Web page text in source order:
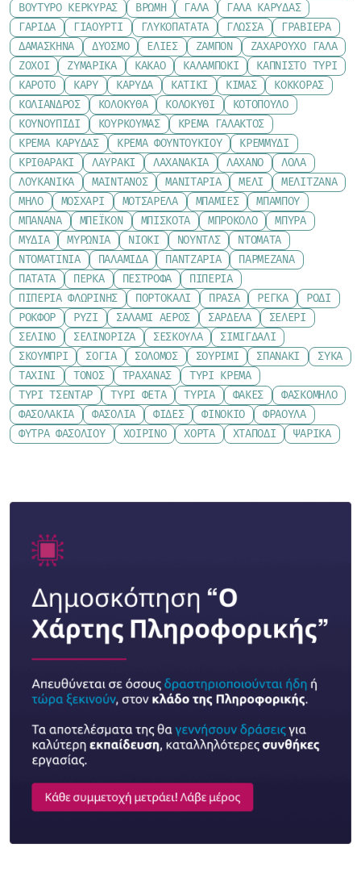
ΒΟΎΤΥΡΟ ΚΕΡΚΎΡΑΣ
ΒΡΏΜΗ ΓΆΛΑ
ΓΆΛΑ ΚΑΡΎΔΑΣ
ΓΑΡΊΔΑ
ΓΙΑΟΎΡΤΙ ΓΛΥΚΟΠΑΤΆΤΑ ΓΛΏΣΣΑ
ΓΡΑΒΙΈΡΑ
ΔΑΜΆΣΚΗΝΑ
ΔΥΌΣΜΟ ΕΛΙΈΣ ΖΑΜΠΌΝ
ΖΑΧΑΡΟΎΧΟ ΓΆΛΑ
ΖΟΧΟΊ
ΖΥΜΑΡΙΚΆ ΚΑΚΆΟ ΚΑΛΑΜΠΌΚΙ
ΚΑΠΝΙΣΤΌ ΤΥΡΊ
ΚΑΡΌΤΟ
ΚΆΡΥ ΚΑΡΎΔΑ ΚΑΤΊΚΙ ΚΙΜΆΣ
ΚΌΚΚΟΡΑΣ
ΚΌΛΙΑΝΔΡΟΣ
ΚΟΛΟΚΎΘΑ ΚΟΛΟΚΎΘΙ
ΚΟΤΌΠΟΥΛΟ
ΚΟΥΝΟΥΠΊΔΙ
ΚΟΥΡΚΟΥΜΆΣ
ΚΡΈΜΑ ΓΆΛΑΚΤΟΣ
ΚΡΈΜΑ ΚΑΡΎΔΑΣ
ΚΡΈΜΑ ΦΟΥΝΤΟΥΚΙΟΎ
ΚΡΕΜΜΎΔΙ
ΚΡΙΘΑΡΆΚΙ
ΛΑΥΡΆΚΙ ΛΑΧΑΝΆΚΙΑ ΛΆΧΑΝΟ
ΛΌΛΑ
ΛΟΥΚΆΝΙΚΑ
ΜΑΙΝΤΑΝΌΣ ΜΑΝΙΤΆΡΙΑ ΜΈΛΙ
ΜΕΛΙΤΖΆΝΑ
ΜΉΛΟ
ΜΟΣΧΆΡΙ ΜΟΤΣΑΡΈΛΑ ΜΠΆΜΙΕΣ
ΜΠΑΜΠΟΎ
ΜΠΑΝΆΝΑ
ΜΠΈΙΚΟΝ ΜΠΙΣΚΌΤΑ ΜΠΡΌΚΟΛΟ
ΜΠΎΡΑ
ΜΎΔΙΑ
ΜΥΡΏΝΙΑ ΝΙΌΚΙ ΝΟΎΝΤΛΣ
ΝΤΟΜΆΤΑ
ΝΤΟΜΑΤΊΝΙΑ
ΠΑΛΑΜΊΔΑ ΠΑΝΤΖΆΡΙΑ
ΠΑΡΜΕΖΆΝΑ
ΠΑΤΆΤΑ
ΠΈΡΚΑ ΠΈΣΤΡΟΦΑ
ΠΙΠΕΡΙΆ
ΠΙΠΕΡΙΆ ΦΛΩΡΊΝΗΣ
ΠΟΡΤΟΚΆΛΙ ΠΡΆΣΑ ΡΈΓΚΑ
ΡΌΔΙ
ΡΟΚΦΌΡ
ΡΎΖΙ ΣΑΛΆΜΙ ΑΈΡΟΣ ΣΑΡΔΈΛΑ
ΣΈΛΕΡΙ
ΣΈΛΙΝΟ
ΣΕΛΙΝΌΡΙΖΑ ΣΈΣΚΟΥΛΑ
ΣΙΜΙΓΔΆΛΙ
ΣΚΟΥΜΠΡΊ
ΣΌΓΙΑ ΣΟΛΟΜΌΣ ΣΟΥΡΊΜΙ ΣΠΑΝΆΚΙ
ΣΎΚΑ
ΤΑΧΊΝΙ
ΤΌΝΟΣ ΤΡΑΧΑΝΆΣ
ΤΥΡΊ ΚΡΈΜΑ
ΤΥΡΊ ΤΣΈΝΤΑΡ
ΤΥΡΊ ΦΈΤΑ ΤΥΡΙΆ ΦΑΚΈΣ
ΦΑΣΚΌΜΗΛΟ
ΦΑΣΟΛΆΚΙΑ
ΦΑΣΌΛΙΑ ΦΙΔΈΣ ΦΙΝΌΚΙΟ
ΦΡΆΟΥΛΑ
ΦΎΤΡΑ ΦΑΣΟΛΙΟΎ
ΧΟΙΡΙΝΌ ΧΌΡΤΑ ΧΤΑΠΌΔΙ ΨΑΡΙΚΆ